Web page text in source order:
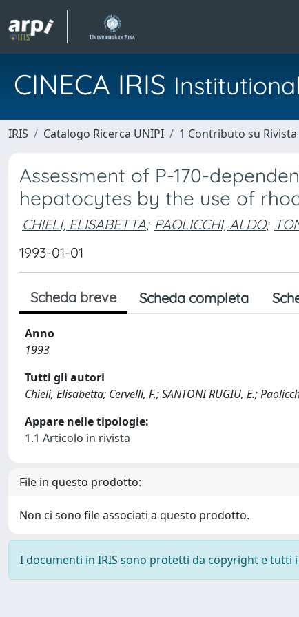
CINECA IRIS
IRIS Catalogo Ricerca UNIPI 1 Contributo su Rivista
Assessment of P-170-
hepatocytes by the use of
CHIELI, ELISABETTA; PAOLICCHI, ALDO;
1993-01-01
Scheda breve Scheda completa
Anno
1993
Tutti gli autori
Chieli, Elisabetta; Cervelli, F.; SANTONI RUGIU, E.;
Appare nelle tipologie:
1.1 Articolo in rivista
File in questo prodotto:
Non ci sono file associati a questo prodotto.
I documenti in IRIS sono protetti da copyright e tutti